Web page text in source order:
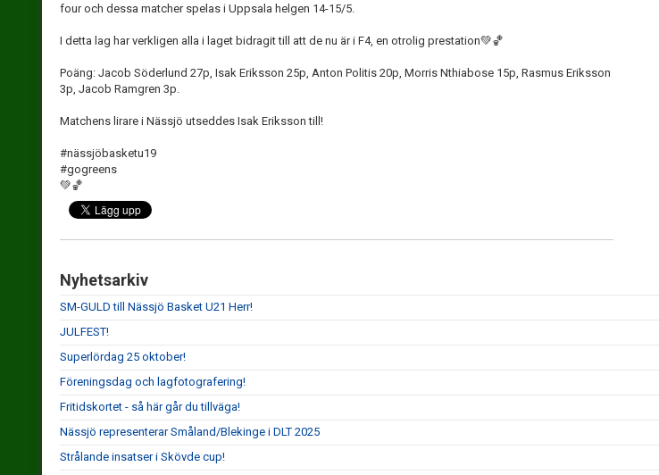
four och dessa matcher spelas i Uppsala helgen 14-15/5.
I detta lag har verkligen alla i laget bidragit till att de nu är i F4, en otrolig prestation💚🏀
Poäng: Jacob Söderlund 27p, Isak Eriksson 25p, Anton Politis 20p, Morris Nthiabose 15p, Rasmus Eriksson
3p, Jacob Ramgren 3p.
Matchens lirare i Nässjö utseddes Isak Eriksson till!
#nässjöbasketu19
#gogreens
💚🏀
Nyhetsarkiv
SM-GULD till Nässjö Basket U21 Herr!
JULFEST!
Superlördag 25 oktober!
Föreningsdag och lagfotografering!
Fritidskortet - så här går du tillväga!
Nässjö representerar Småland/Blekinge i DLT 2025
Strålande insatser i Skövde cup!